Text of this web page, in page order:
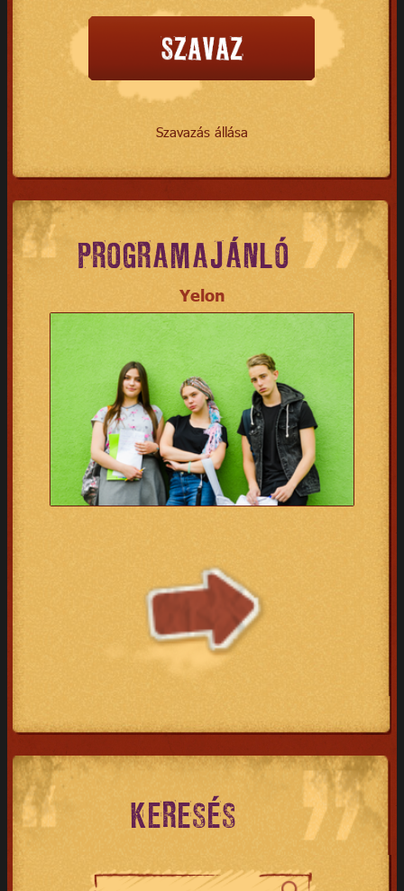
Szavazás állása
PROGRAMAJÁNLÓ
Yelon
KERESÉS